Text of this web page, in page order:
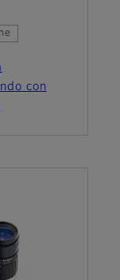
con